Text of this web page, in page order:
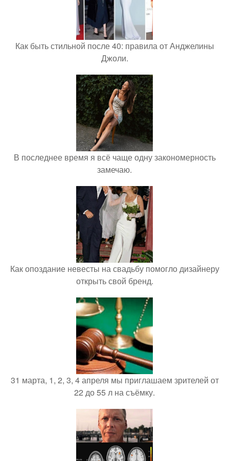
Как быть стильной после 40: правила от Анджелины
Джоли.
В последнее время я всё чаще одну закономерность
замечаю.
Как опоздание невесты на свадьбу помогло дизайнеру
открыть свой бренд.
31 марта, 1, 2, 3, 4 апреля мы приглашаем зрителей от
22 до 55 л на съёмку.